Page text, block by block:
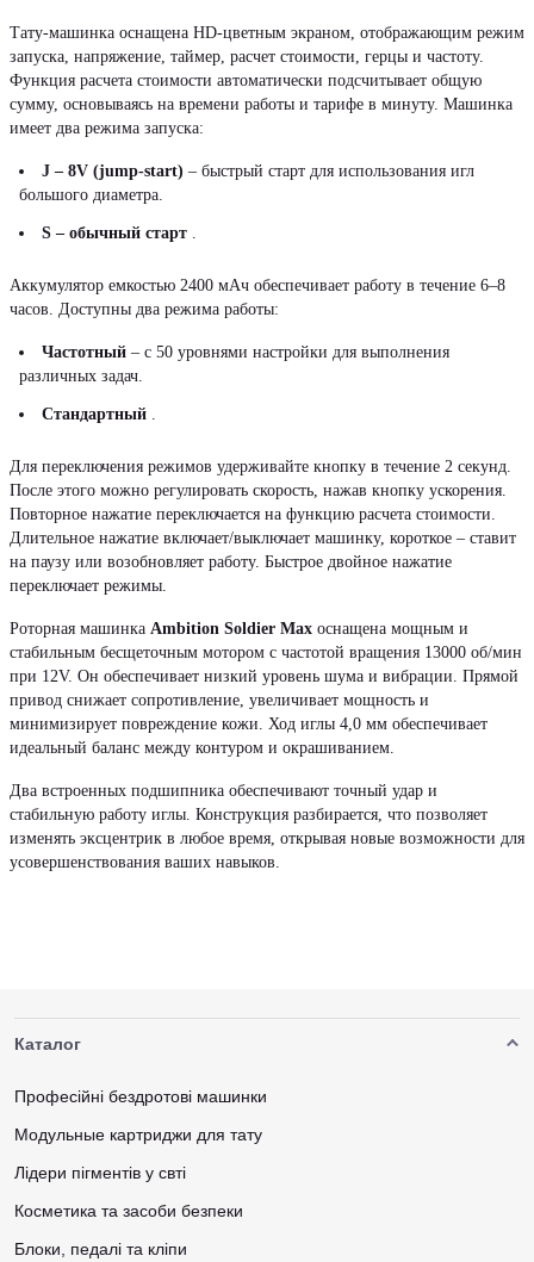
Тату-машинка оснащена HD-цветным экраном, отображающим режим
запуска, напряжение, таймер, расчет стоимости, герцы и частоту.
Функция расчета стоимости автоматически подсчитывает общую
сумму, основываясь на времени работы и тарифе в минуту. Машинка
имеет два режима запуска:
J – 8V (jump-start) – быстрый старт для использования игл
большого диаметра.
S – обычный старт .
Аккумулятор емкостью 2400 мАч обеспечивает работу в течение 6–8
часов. Доступны два режима работы:
Частотный – с 50 уровнями настройки для выполнения
различных задач.
Стандартный .
Для переключения режимов удерживайте кнопку в течение 2 секунд.
После этого можно регулировать скорость, нажав кнопку ускорения.
Повторное нажатие переключается на функцию расчета стоимости.
Длительное нажатие включает/выключает машинку, короткое – ставит
на паузу или возобновляет работу. Быстрое двойное нажатие
переключает режимы.
Роторная машинка Ambition Soldier Max оснащена мощным и
стабильным бесщеточным мотором с частотой вращения 13000 об/мин
при 12V. Он обеспечивает низкий уровень шума и вибрации. Прямой
привод снижает сопротивление, увеличивает мощность и
минимизирует повреждение кожи. Ход иглы 4,0 мм обеспечивает
идеальный баланс между контуром и окрашиванием.
Два встроенных подшипника обеспечивают точный удар и
стабильную работу иглы. Конструкция разбирается, что позволяет
изменять эксцентрик в любое время, открывая новые возможности для
усовершенствования ваших навыков.
Каталог
Професійні бездротові машинки
Модульные картриджи для тату
Лідери пігментів у свті
Косметика та засоби безпеки
Блоки, педалі та кліпи